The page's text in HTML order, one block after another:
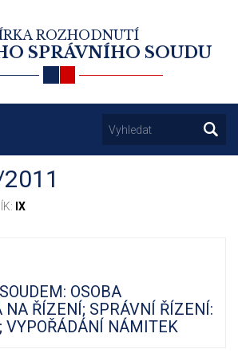
ROZHODNUTÍ
SPRÁVNÍHO SOUDU
IX
OSOBA
NA ŘÍZENÍ; SPRÁVNÍ ŘÍZENÍ:
VYPOŘÁDÁNÍ NÁMITEK